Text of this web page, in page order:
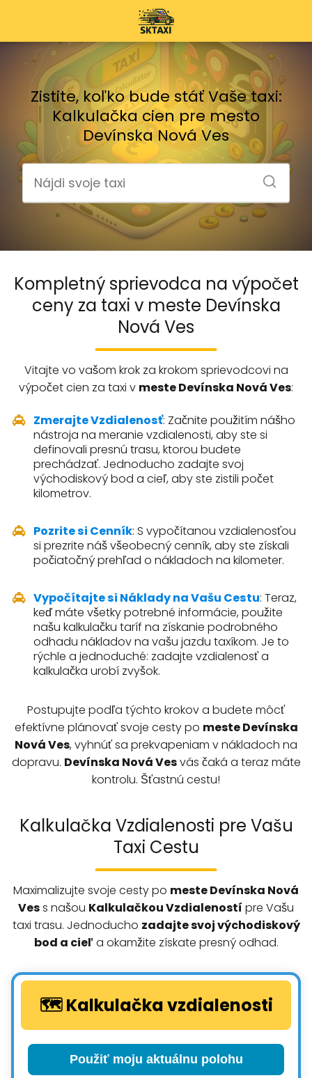
Zistite, koľko bude stáť Vaše taxi:
Kalkulačka cien pre mesto
Devínska Nová Ves
Kompletný sprievodca na výpočet
ceny za taxi v meste Devínska
Nová Ves
Vitajte vo vašom krok za krokom sprievodcovi na
výpočet cien za taxi v meste Devínska Nová Ves:
Zmerajte Vzdialenosť: Začnite použitím nášho
nástroja na meranie vzdialenosti, aby ste si
definovali presnú trasu, ktorou budete
prechádzať. Jednoducho zadajte svoj
východiskový bod a cieľ, aby ste zistili počet
kilometrov.
Pozrite si Cenník: S vypočítanou vzdialenosťou
si prezrite náš všeobecný cenník, aby ste získali
počiatočný prehľad o nákladoch na kilometer.
Vypočítajte si Náklady na Vašu Cestu: Teraz,
keď máte všetky potrebné informácie, použite
našu kalkulačku taríf na získanie podrobného
odhadu nákladov na vašu jazdu taxíkom. Je to
rýchle a jednoduché: zadajte vzdialenosť a
kalkulačka urobí zvyšok.
Postupujte podľa týchto krokov a budete môcť
efektívne plánovať svoje cesty po meste Devínska
Nová Ves, vyhnúť sa prekvapeniam v nákladoch na
dopravu. Devínska Nová Vesvás čaká a teraz máte
kontrolu. Šťastnú cestu!
Kalkulačka Vzdialenosti pre Vašu
Taxi Cestu
Maximalizujte svoje cesty po mesteDevínska Nová
Vess našou Kalkulačkou Vzdialeností pre Vašu
taxi trasu. Jednoducho zadajte svoj východiskový
bod a cieľa okamžite získate presný odhad.
🗺️ Kalkulačka vzdialenosti
Použiť moju aktuálnu polohu